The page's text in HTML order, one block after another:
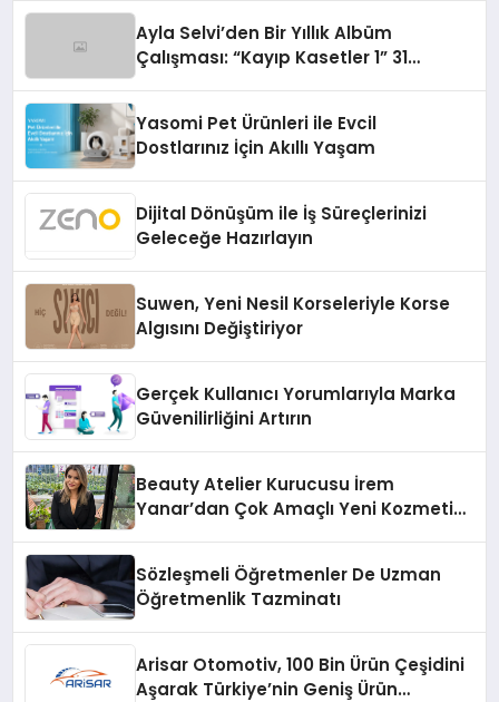
Ayla Selvi’den Bir Yıllık Albüm
Çalışması: “Kayıp Kasetler 1” 31
Yasomi Pet Ürünleri ile Evcil
Dostlarınız İçin Akıllı Yaşam
Dijital Dönüşüm ile İş Süreçlerinizi
Geleceğe Hazırlayın
Suwen, Yeni Nesil Korseleriyle Korse
Algısını Değiştiriyor
Gerçek Kullanıcı Yorumlarıyla Marka
Güvenilirliğini Artırın
Beauty Atelier Kurucusu İrem
Yanar’dan Çok Amaçlı Yeni Kozmetik
Sözleşmeli Öğretmenler De Uzman
Öğretmenlik Tazminatı
Arisar Otomotiv, 100 Bin Ürün Çeşidini
Aşarak Türkiye’nin Geniş Ürün